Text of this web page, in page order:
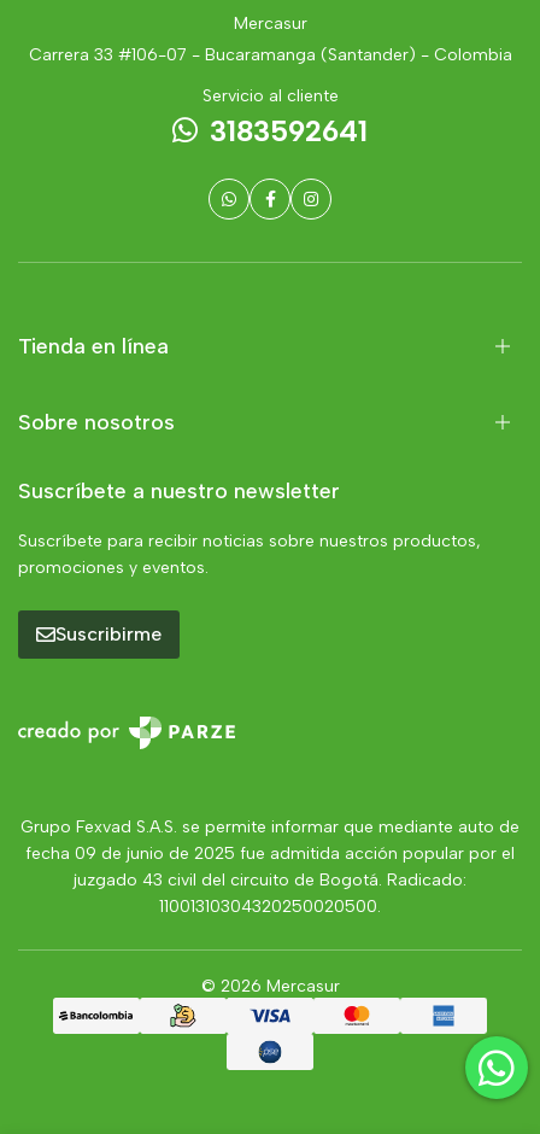
Mercasur
Carrera 33 #106-07 - Bucaramanga (Santander) - Colombia
Servicio al cliente
3183592641
Tienda en línea
Sobre nosotros
Suscríbete a nuestro newsletter
Suscríbete para recibir noticias sobre nuestros productos,
promociones y eventos.
Suscribirme
Grupo Fexvad S.A.S. se permite informar que mediante auto de
fecha 09 de junio de 2025 fue admitida acción popular por el
juzgado 43 civil del circuito de Bogotá. Radicado:
11001310304320250020500.
© 2026 Mercasur